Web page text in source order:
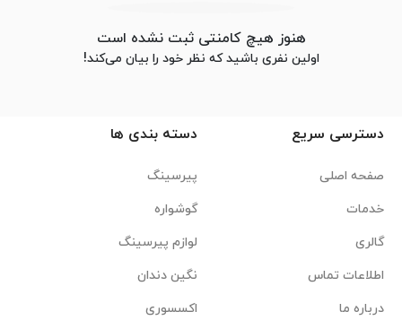
هنوز هیچ کامنتی ثبت نشده است
اولین نفری باشید که نظر خود را بیان می‌کند!
دسترسی سریع
صفحه اصلی
خدمات
گالری
اطلاعات تماس
درباره ما
دسته بندی ها
پیرسینگ
گوشواره
لوازم پیرسینگ
نگین دندان
اکسسوری